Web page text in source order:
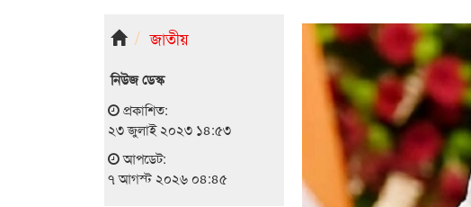
জাতীয়
নিউজ ডেস্ক
প্রকাশিত:
২৩ জুলাই ২০২৩ ১৪:৫৩
আপডেট:
৭ আগস্ট ২০২৬ ০৪:৪৫